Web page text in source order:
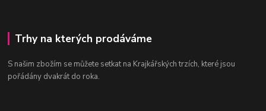
Trhy na kterých prodáváme
S našim zbožím se můžete setkat na Krajkářských trzích, které jsou
pořádány dvakrát do roka.